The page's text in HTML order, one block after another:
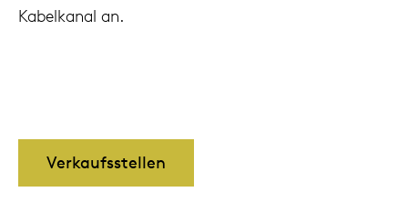
Kabelkanal an.
Verkaufsstellen